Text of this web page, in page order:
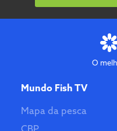
O
Mundo Fish TV
Mapa da pesca
CBP